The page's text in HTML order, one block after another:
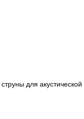
струны для